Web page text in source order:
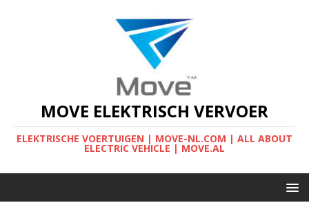
MOVE ELEKTRISCH VERVOER
ELEKTRISCHE VOERTUIGEN | MOVE-NL.COM | ALL ABOUT
ELECTRIC VEHICLE | MOVE.AL